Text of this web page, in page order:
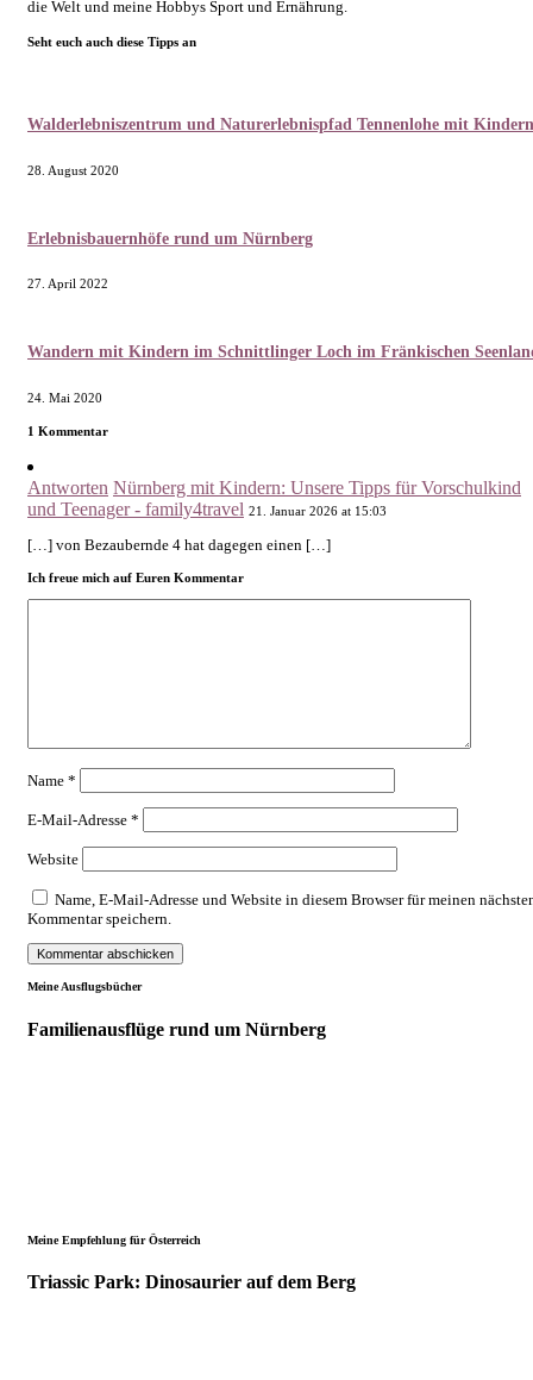
die Welt und meine Hobbys Sport und Ernährung.
Seht euch auch diese Tipps an
Walderlebniszentrum und Naturerlebnispfad Tennenlohe mit Kindern
28. August 2020
Erlebnisbauernhöfe rund um Nürnberg
27. April 2022
Wandern mit Kindern im Schnittlinger Loch im Fränkischen
24. Mai 2020
1 Kommentar
Antworten Nürnberg mit Kindern: Unsere Tipps für Vorschulkind
und Teenager - family4travel 21. Januar 2026 at 15:03
[…] von Bezaubernde 4 hat dagegen einen […]
Ich freue mich auf Euren Kommentar
Name *
E-Mail-Adresse *
Website
Name, E-Mail-Adresse und Website in diesem Browser für meinen
Kommentar speichern.
Meine Ausflugsbücher
Familienausflüge rund um Nürnberg
Meine Empfehlung für Österreich
Triassic Park: Dinosaurier auf dem Berg